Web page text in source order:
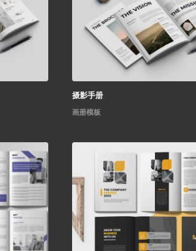
摄影手册
画册模板